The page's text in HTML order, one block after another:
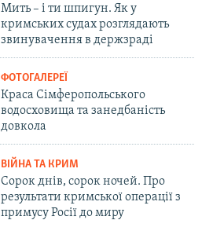
Мить – і ти шпигун. Як у
кримських судах розглядають
звинувачення в держзраді
ФОТОГАЛЕРЕЇ
Краса Сімферопольського
водосховища та занедбаність
довкола
ВІЙНА ТА КРИМ
Сорок днів, сорок ночей. Про
результати кримської операції з
примусу Росії до миру